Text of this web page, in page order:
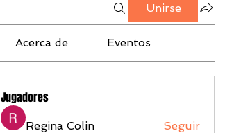
Unirse
Acerca de Eventos
Jugadores
Regina Colin Seguir